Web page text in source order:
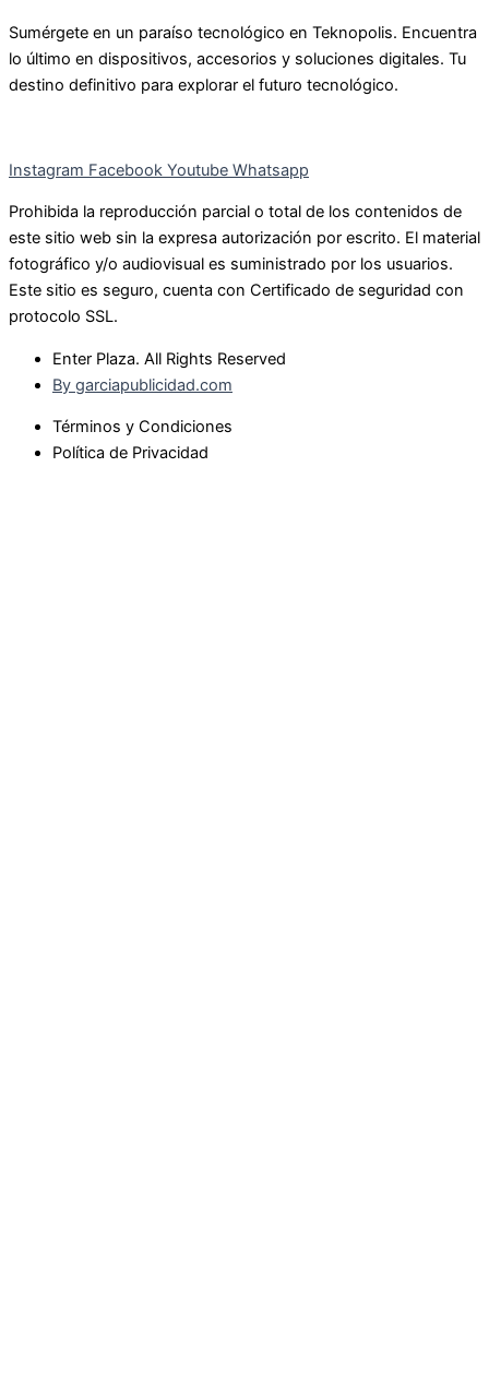
Sumérgete en un paraíso tecnológico en Teknopolis. Encuentra
lo último en dispositivos, accesorios y soluciones digitales. Tu
destino definitivo para explorar el futuro tecnológico.
Instagram Facebook Youtube Whatsapp
Prohibida la reproducción parcial o total de los contenidos de
este sitio web sin la expresa autorización por escrito. El material
fotográfico y/o audiovisual es suministrado por los usuarios.
Este sitio es seguro, cuenta con Certificado de seguridad con
protocolo SSL.
Enter Plaza. All Rights Reserved
By garciapublicidad.com
Términos y Condiciones
Política de Privacidad